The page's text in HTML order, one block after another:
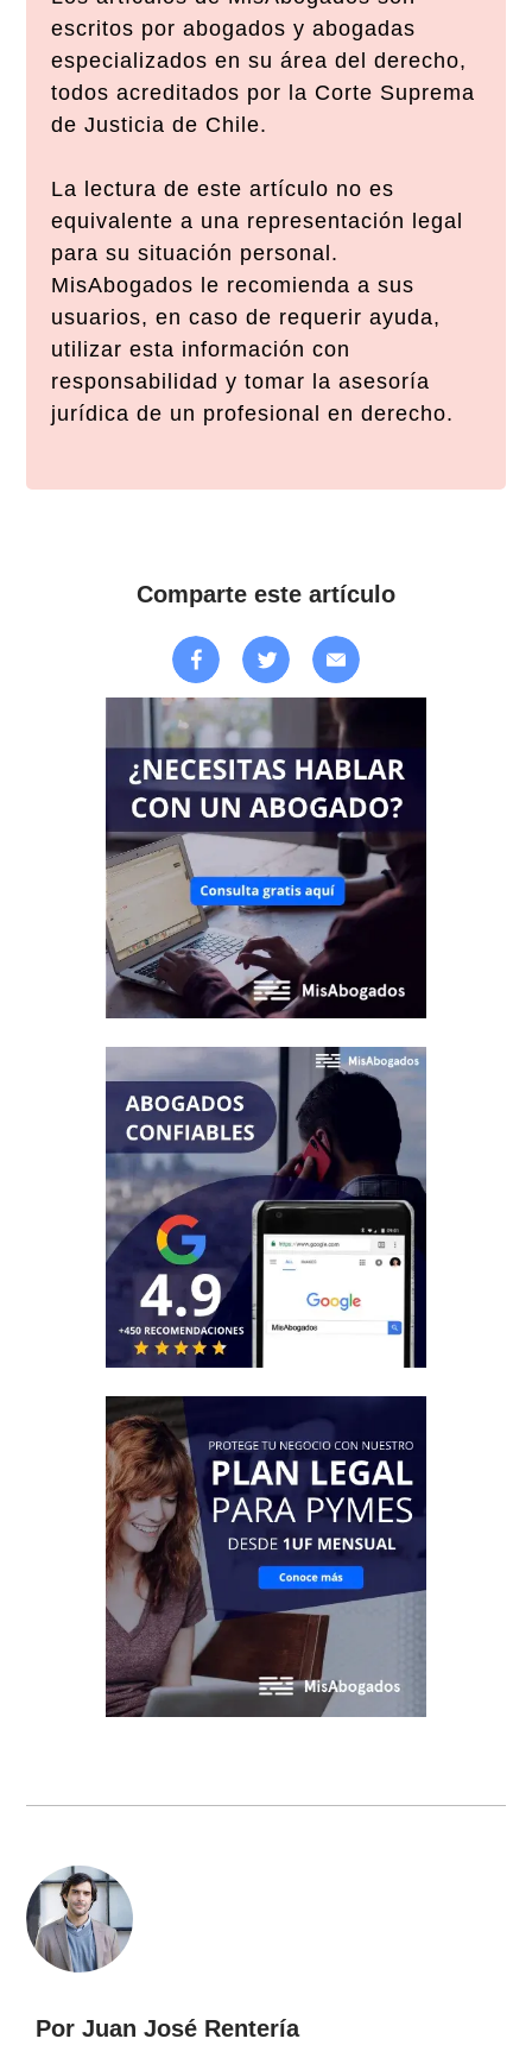
escritos por abogados y abogadas
especializados en su área del derecho,
todos acreditados por la Corte Suprema
de Justicia de Chile.
La lectura de este artículo no es
equivalente a una representación legal
para su situación personal.
MisAbogados le recomienda a sus
usuarios, en caso de requerir ayuda,
utilizar esta información con
responsabilidad y tomar la asesoría
jurídica de un profesional en derecho.
Comparte este artículo
Por Juan José Rentería